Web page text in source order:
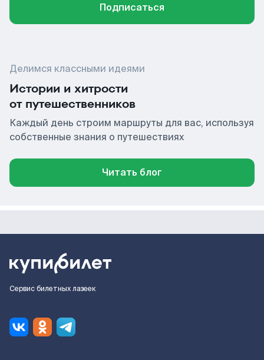
Подписаться
Делимся классными идеями
Истории и хитрости
от путешественников
Каждый день строим маршруты для вас, используя
собственные знания о путешествиях
Читать блог
Сервис билетных лазеек